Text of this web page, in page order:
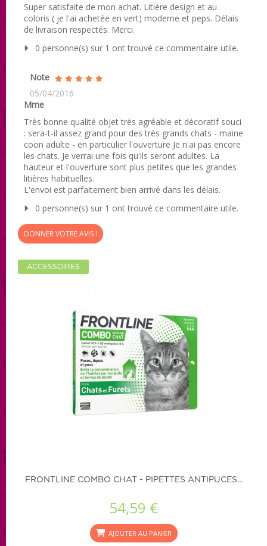
Super satisfaite de mon achat. Litière design et au
coloris ( je l'ai achetée en vert) moderne et peps. Délais
de livraison respectés. Merci.
0 personne(s) sur 1 ont trouvé ce commentaire utile.
Note
05/04/2016
Mme
Très bonne qualité objet très agréable et décoratif souci
: sera-t-il assez grand pour des très grands chats - maine
coon adulte - en particulier l'ouverture Je n'ai pas encore
les chats. Je verrai une fois qu'ils seront adultes. La
hauteur et l'ouverture sont plus petites que les grandes
litières habituelles.
L'envoi est parfaitement bien arrivé dans les délais.
0 personne(s) sur 1 ont trouvé ce commentaire utile.
DONNER VOTRE AVIS !
ACCESSOIRES
FRONTLINE COMBO CHAT - PIPETTES ANTIPUCES...
54,59 €
AJOUTER AU PANIER